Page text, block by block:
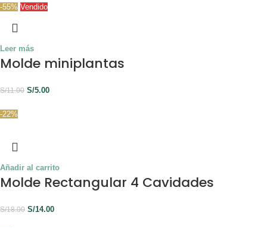
-55% Vendido
Leer más
Molde miniplantas
S/11.00 S/5.00
-22%
Añadir al carrito
Molde Rectangular 4 Cavidades
S/18.00 S/14.00